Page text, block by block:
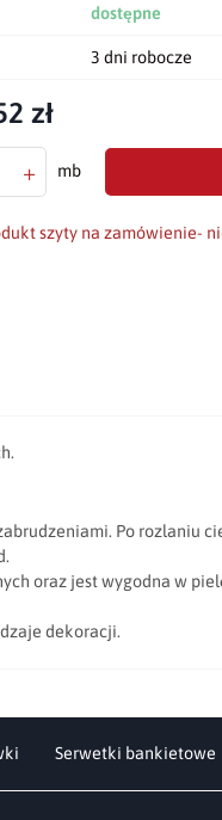
dostępne
3 dni robocze
zł
+ mb
szyty na zamówienie-
Po rozlaniu
oraz jest wygodna w
dekoracji.
Serwetki bankietowe